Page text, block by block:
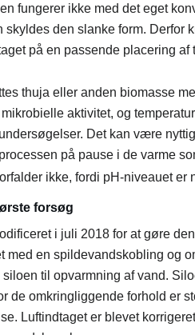
fungerer ikke med det eget
skyldes den slanke form. Derfor
på en passende placering af
thuja eller anden biomasse
aktivitet, og
Det kan være
på pause i de varme
ikke, fordi pH-niveauet er
forsøg
i juli 2018 for at gøre
med en spildevandskobling og
til opvarmning af vand.
de omkringliggende forhold er
Luftindtaget er blevet